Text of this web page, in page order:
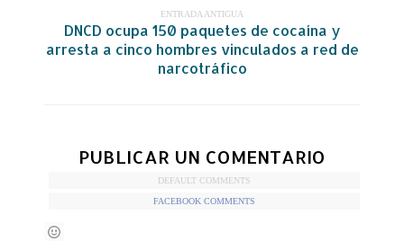
ENTRADA ANTIGUA
DNCD ocupa 150 paquetes de cocaína y
arresta a cinco hombres vinculados a red de
narcotráfico
PUBLICAR UN COMENTARIO
DEFAULT COMMENTS
FACEBOOK COMMENTS